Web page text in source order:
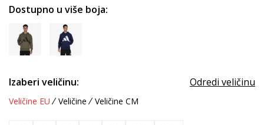
Dostupno u više boja:
Izaberi veličinu: Odredi veličinu
Veličine EU Veličine Veličine CM